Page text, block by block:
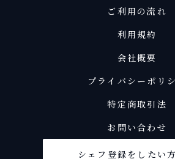
ご利用の流れ
利用規約
会社概要
プライバシーポリ
特定商取引法
お問い合わせ
シェフ登録をしたい方